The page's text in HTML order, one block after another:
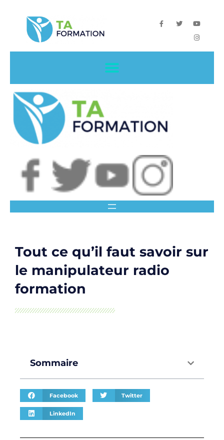
Tout ce qu’il faut savoir sur
le manipulateur radio
formation
Sommaire
Facebook Twitter
LinkedIn